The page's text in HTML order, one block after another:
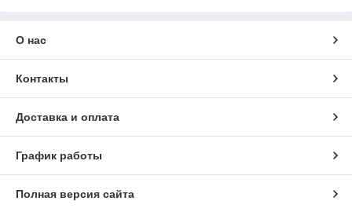
О нас
Контакты
Доставка и оплата
График работы
Полная версия сайта